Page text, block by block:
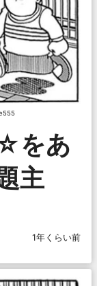
をあ
主
1年くらい前